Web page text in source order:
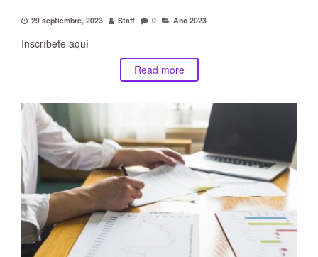
29 septiembre, 2023 Staff 0 Año 2023
Inscríbete aquí
Read more